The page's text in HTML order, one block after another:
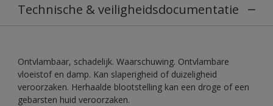
Technische & veiligheidsdocumentatie
Ontvlambaar, schadelijk. Waarschuwing. Ontvlambare
vloeistof en damp. Kan slaperigheid of duizeligheid
veroorzaken. Herhaalde blootstelling kan een droge of een
gebarsten huid veroorzaken.